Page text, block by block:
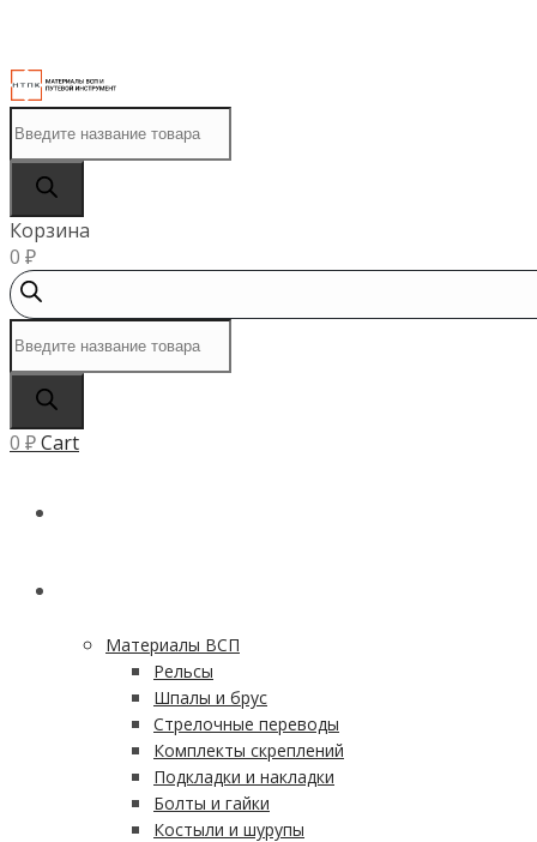
товаров
Корзина
0 ₽
товаров
0 ₽Cart
Материалы ВСП
Рельсы
Шпалы и брус
Стрелочные переводы
Комплекты скреплений
Подкладки и накладки
Болты и гайки
Костыли и шурупы